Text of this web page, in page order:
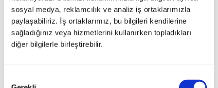
sosyal medya, reklamcılık ve analiz iş ortaklarımızla
paylaşabiliriz. İş ortaklarımız, bu bilgileri kendilerine
sağladığınız veya hizmetlerini kullanırken topladıkları
diğer bilgilerle birleştirebilir.
508 PRIME 1.5 BLUEHDI 130 EAT8